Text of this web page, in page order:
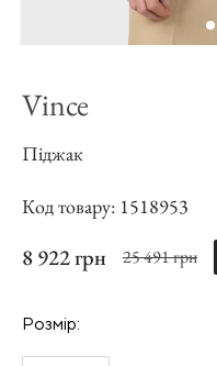
Vince
Піджак
Код товару: 1518953
8 922 грн 25 491 грн
Розмір: